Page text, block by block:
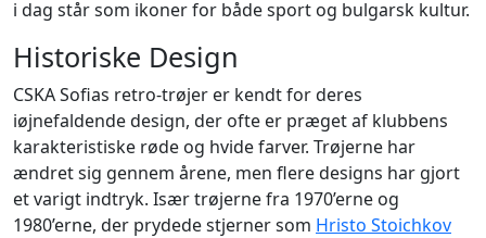
i dag står som ikoner for både sport og bulgarsk kultur.
Historiske Design
CSKA Sofias retro-trøjer er kendt for deres
iøjnefaldende design, der ofte er præget af klubbens
karakteristiske røde og hvide farver. Trøjerne har
ændret sig gennem årene, men flere designs har gjort
et varigt indtryk. Især trøjerne fra 1970’erne og
1980’erne, der prydede stjerner som Hristo Stoichkov